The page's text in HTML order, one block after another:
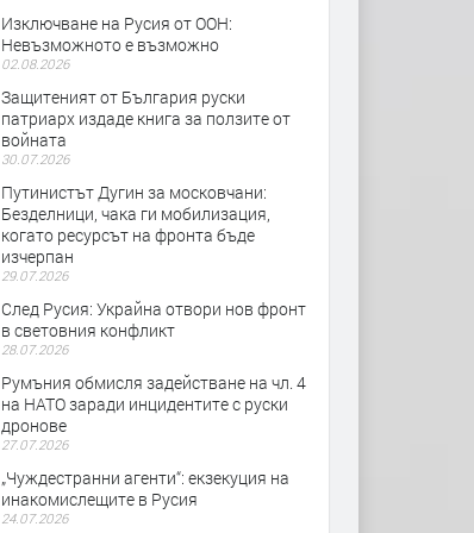
Изключване на Русия от ООН:
Невъзможното е възможно
02.08.2026
Защитеният от България руски
патриарх издаде книга за ползите от
войната
30.07.2026
Путинистът Дугин за московчани:
Безделници, чака ги мобилизация,
когато ресурсът на фронта бъде
изчерпан
29.07.2026
След Русия: Украйна отвори нов фронт
в световния конфликт
28.07.2026
Румъния обмисля задействане на чл. 4
на НАТО заради инцидентите с руски
дронове
27.07.2026
„Чуждестранни агенти“: екзекуция на
инакомислещите в Русия
24.07.2026